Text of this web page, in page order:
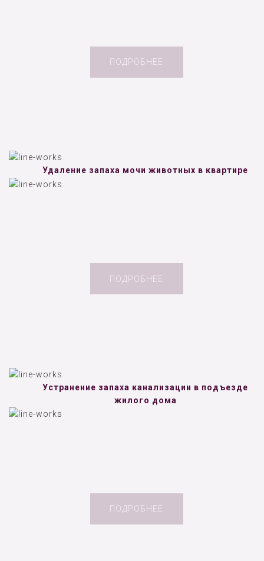
ПОДРОБНЕЕ
Удаление запаха мочи животных в квартире
ПОДРОБНЕЕ
Устранение запаха канализации в подъезде
жилого дома
ПОДРОБНЕЕ